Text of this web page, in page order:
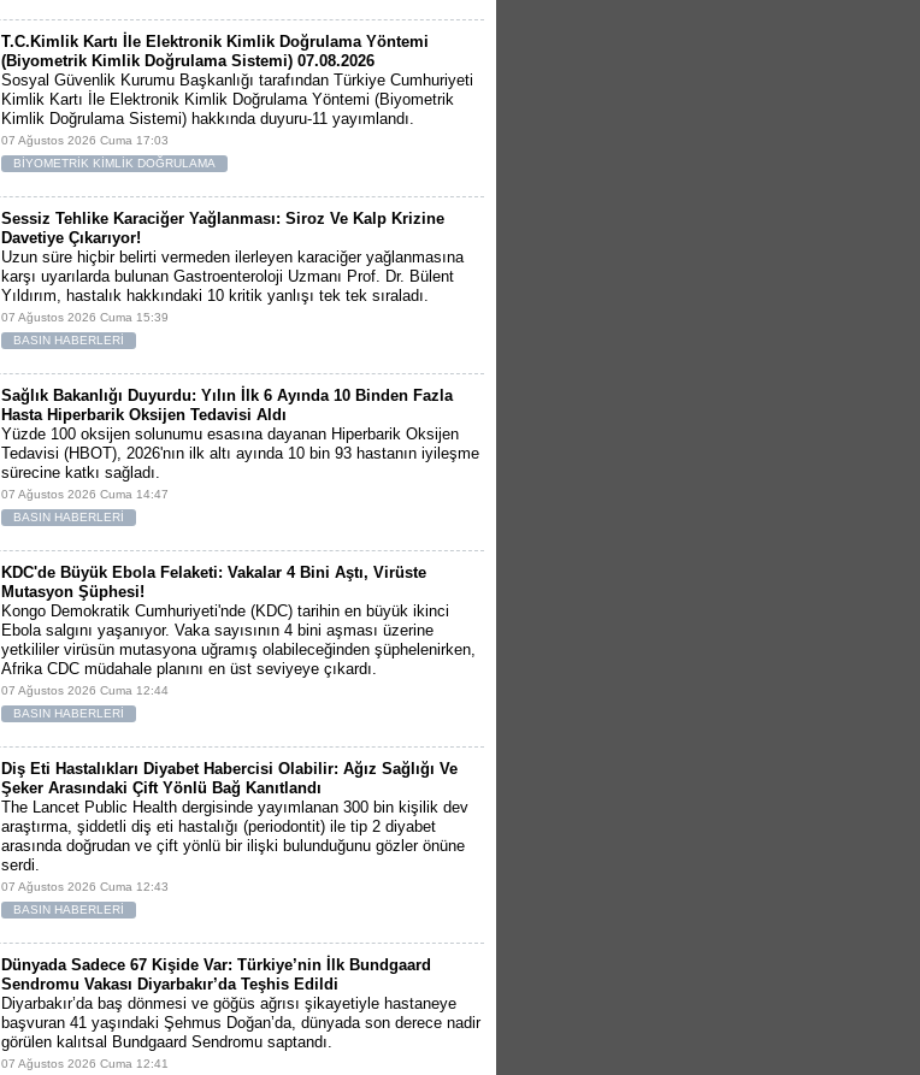
T.C.Kimlik Kartı İle Elektronik Kimlik Doğrulama Yöntemi
(Biyometrik Kimlik Doğrulama Sistemi) 07.08.2026
Sosyal Güvenlik Kurumu Başkanlığı tarafından Türkiye Cumhuriyeti
Kimlik Kartı İle Elektronik Kimlik Doğrulama Yöntemi (Biyometrik
Kimlik Doğrulama Sistemi) hakkında duyuru-11 yayımlandı.
07 Ağustos 2026 Cuma 17:03
BİYOMETRİK KİMLİK DOĞRULAMA
Sessiz Tehlike Karaciğer Yağlanması: Siroz Ve Kalp Krizine
Davetiye Çıkarıyor!
Uzun süre hiçbir belirti vermeden ilerleyen karaciğer yağlanmasına
karşı uyarılarda bulunan Gastroenteroloji Uzmanı Prof. Dr. Bülent
Yıldırım, hastalık hakkındaki 10 kritik yanlışı tek tek sıraladı.
07 Ağustos 2026 Cuma 15:39
BASIN HABERLERİ
Sağlık Bakanlığı Duyurdu: Yılın İlk 6 Ayında 10 Binden Fazla
Hasta Hiperbarik Oksijen Tedavisi Aldı
Yüzde 100 oksijen solunumu esasına dayanan Hiperbarik Oksijen
Tedavisi (HBOT), 2026'nın ilk altı ayında 10 bin 93 hastanın iyileşme
sürecine katkı sağladı.
07 Ağustos 2026 Cuma 14:47
BASIN HABERLERİ
KDC'de Büyük Ebola Felaketi: Vakalar 4 Bini Aştı, Virüste
Mutasyon Şüphesi!
Kongo Demokratik Cumhuriyeti'nde (KDC) tarihin en büyük ikinci
Ebola salgını yaşanıyor. Vaka sayısının 4 bini aşması üzerine
yetkililer virüsün mutasyona uğramış olabileceğinden şüphelenirken,
Afrika CDC müdahale planını en üst seviyeye çıkardı.
07 Ağustos 2026 Cuma 12:44
BASIN HABERLERİ
Diş Eti Hastalıkları Diyabet Habercisi Olabilir: Ağız Sağlığı Ve
Şeker Arasındaki Çift Yönlü Bağ Kanıtlandı
The Lancet Public Health dergisinde yayımlanan 300 bin kişilik dev
araştırma, şiddetli diş eti hastalığı (periodontit) ile tip 2 diyabet
arasında doğrudan ve çift yönlü bir ilişki bulunduğunu gözler önüne
serdi.
07 Ağustos 2026 Cuma 12:43
BASIN HABERLERİ
Dünyada Sadece 67 Kişide Var: Türkiye’nin İlk Bundgaard
Sendromu Vakası Diyarbakır’da Teşhis Edildi
Diyarbakır’da baş dönmesi ve göğüs ağrısı şikayetiyle hastaneye
başvuran 41 yaşındaki Şehmus Doğan’da, dünyada son derece nadir
görülen kalıtsal Bundgaard Sendromu saptandı.
07 Ağustos 2026 Cuma 12:41